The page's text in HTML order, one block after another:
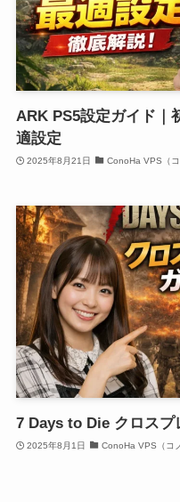
ARK PS5設定ガイド｜
適設定
2025年8月21日 ConoHa VPS（コ
7 Days to Die クロスプ
2025年8月1日 ConoHa VPS（コ